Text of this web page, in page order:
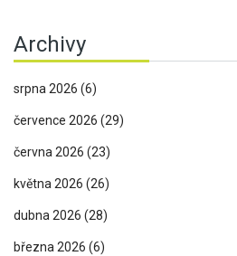
Archivy
srpna 2026 (6)
července 2026 (29)
června 2026 (23)
května 2026 (26)
dubna 2026 (28)
března 2026 (6)